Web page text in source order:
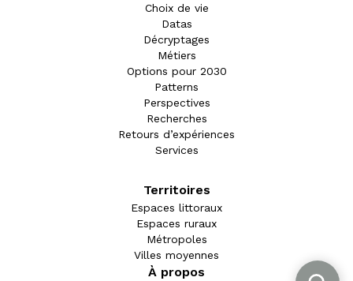
Choix de vie
Datas
Décryptages
Métiers
Options pour 2030
Patterns
Perspectives
Recherches
Retours d’expériences
Services
Territoires
Espaces littoraux
Espaces ruraux
Métropoles
Villes moyennes
À propos